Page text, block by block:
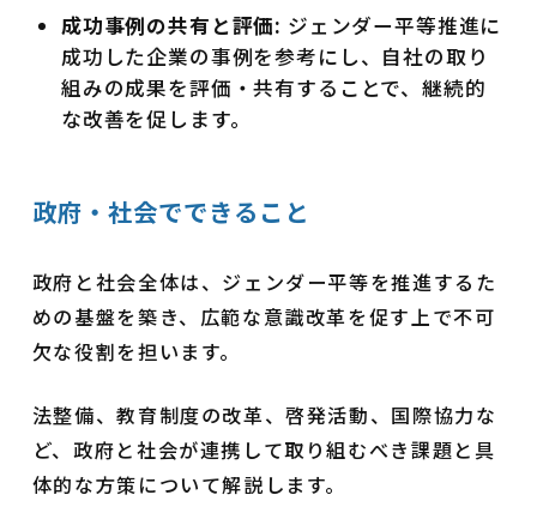
成功事例の共有と評価: ジェンダー平等推進に
成功した企業の事例を参考にし、自社の取り
組みの成果を評価・共有することで、継続的
な改善を促します。
政府・社会でできること
政府と社会全体は、ジェンダー平等を推進するた
めの基盤を築き、広範な意識改革を促す上で不可
欠な役割を担います。
法整備、教育制度の改革、啓発活動、国際協力な
ど、政府と社会が連携して取り組むべき課題と具
体的な方策について解説します。